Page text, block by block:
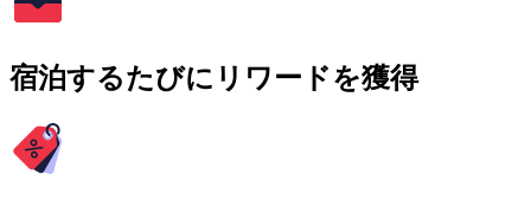
宿泊するたびにリワードを獲得